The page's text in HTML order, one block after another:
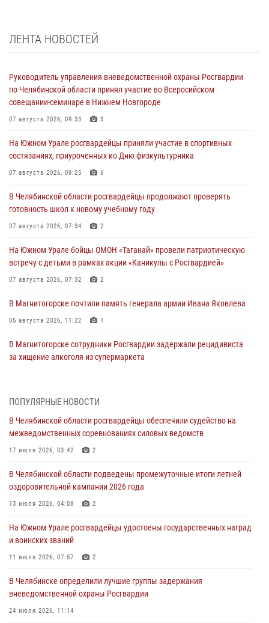
ЛЕНТА НОВОСТЕЙ
Руководитель управления вневедомственной охраны Росгвардии
по Челябинской области принял участие во Всеросийском
совещании-семинаре в Нижнем Новгороде
07 августа 2026, 09:33 3
На Южном Урале росгвардейцы приняли участие в спортивных
состязаниях, приуроченных ко Дню физкультурника
07 августа 2026, 09:25 6
В Челябинской области росгвардейцы продолжают проверять
готовность школ к новому учебному году
07 августа 2026, 07:34 2
На Южном Урале бойцы ОМОН «Таганай» провели патриотическую
встречу с детьми в рамках акции «Каникулы с Росгвардией»
07 августа 2026, 07:32 2
В Магнитогорске почтили память генерала армии Ивана Яковлева
05 августа 2026, 11:22 1
В Магнитогорске сотрудники Росгвардии задержали рецидивиста
за хищение алкоголя из супермаркета
На Южном Урале спецназ Росгвардии провел военно-полевые
Росгвардейцы задержали трёх магазинных воров в Челябинске
На Южном Урале сотрудники Росгвардии задержали
подозреваемого в совершении убийства
В Челябинской области росгвардейцами по горячим следам
задержан подозреваемый в грабеже
ПОПУЛЯРНЫЕ НОВОСТИ
В Челябинской области росгвардейцы обеспечили судейство на
межведомственных соревнованиях силовых ведомств
17 июля 2026, 03:42 2
В Челябинской области подведены промежуточные итоги летней
оздоровительной кампании 2026 года
13 июля 2026, 04:08 2
На Южном Урале росгвардейцы удостоены государственных наград
и воинских званий
11 июля 2026, 07:57 2
В Челябинске определили лучшие группы задержания
вневедомственной охраны Росгвардии
24 июля 2026, 11:14